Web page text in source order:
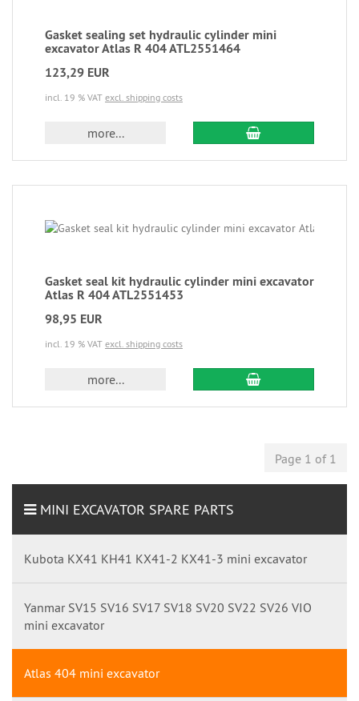
Gasket sealing set hydraulic cylinder mini
excavator Atlas R 404 ATL2551464
123,29 EUR
incl. 19 % VAT excl. shipping costs
more...
Gasket seal kit hydraulic cylinder mini excavator
Atlas R 404 ATL2551453
98,95 EUR
incl. 19 % VAT excl. shipping costs
more...
Page 1 of 1
MINI EXCAVATOR SPARE PARTS
Kubota KX41 KH41 KX41-2 KX41-3 mini excavator
Yanmar SV15 SV16 SV17 SV18 SV20 SV22 SV26 VIO
mini excavator
Atlas 404 mini excavator